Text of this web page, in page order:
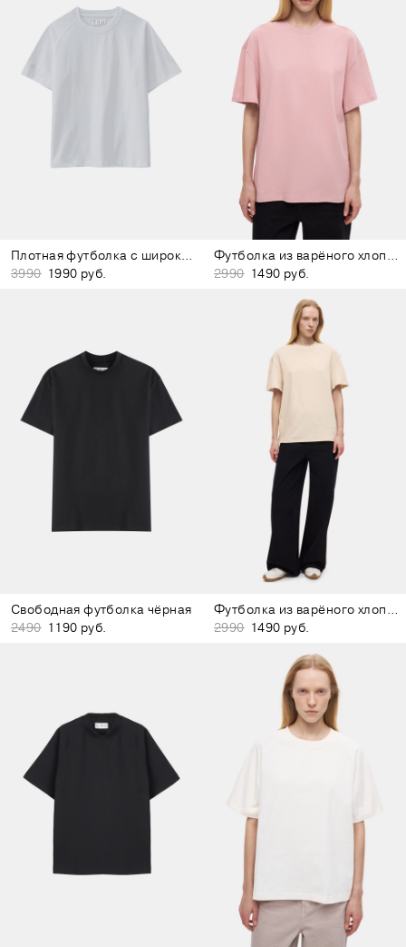
Плотная футболка с широким воротом светло-серая
3990 1990 руб.
Футболка из варёного хлопка розовая
2990 1490 руб.
Свободная футболка чёрная
2490 1190 руб.
Футболка из варёного хлопка бежевая
2990 1490 руб.